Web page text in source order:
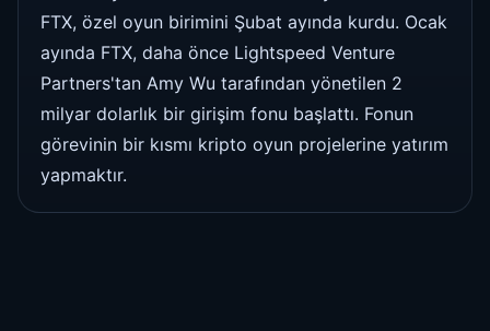
FTX, özel oyun birimini Şubat ayında kurdu. Ocak
ayında FTX, daha önce Lightspeed Venture
Partners'tan Amy Wu tarafından yönetilen 2
milyar dolarlık bir girişim fonu başlattı. Fonun
görevinin bir kısmı kripto oyun projelerine yatırım
yapmaktır.